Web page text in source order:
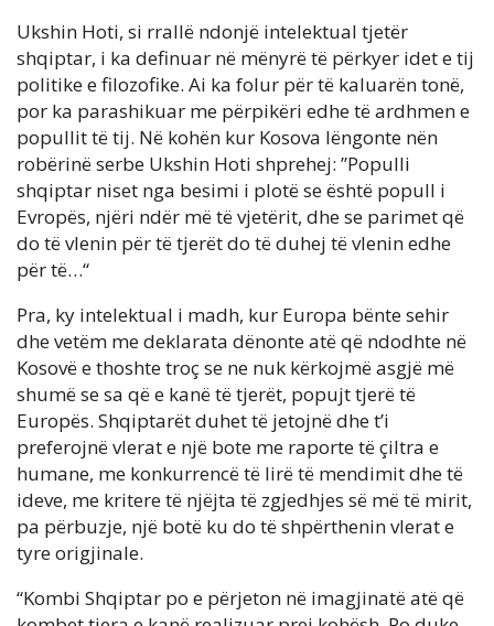
Ukshin Hoti, si rrallë ndonjë intelektual tjetër
shqiptar, i ka definuar në mënyrë të përkyer idet e tij
politike e filozofike. Ai ka folur për të kaluarën tonë,
por ka parashikuar me përpikëri edhe të ardhmen e
popullit të tij. Në kohën kur Kosova lëngonte nën
robërinë serbe Ukshin Hoti shprehej: ”Populli
shqiptar niset nga besimi i plotë se është popull i
Evropës, njëri ndër më të vjetërit, dhe se parimet që
do të vlenin për të tjerët do të duhej të vlenin edhe
për të…“
Pra, ky intelektual i madh, kur Europa bënte sehir
dhe vetëm me deklarata dënonte atë që ndodhte në
Kosovë e thoshte troç se ne nuk kërkojmë asgjë më
shumë se sa që e kanë të tjerët, popujt tjerë të
Europës. Shqiptarët duhet të jetojnë dhe t’i
preferojnë vlerat e një bote me raporte të çiltra e
humane, me konkurrencë të lirë të mendimit dhe të
ideve, me kritere të njëjta të zgjedhjes së më të mirit,
pa përbuzje, një botë ku do të shpërthenin vlerat e
tyre origjinale.
“Kombi Shqiptar po e përjeton në imagjinatë atë që